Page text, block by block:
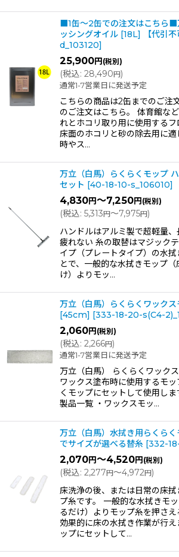
■1缶〜2缶での注文はこちら■
ッシングオイル [18L] 【代引不
d_103120]
25,900円 (税別)
(税込: 28,490円)
通常1-7営業日に発送予定
こちらの商品は2缶までのご注
のご注文はこちら。 体育館な
れとホコリ取り用に使用するフ
床面のホコリと砂の除去用に
時やス…
万立（白馬）らくらくモップ
セット [40-18-10-s_106010]
4,830円～7,250円 (税別)
(税込: 5,313円～7,975円)
ハンドルはアルミ製で超軽量
疲れない 糸の取替はマジック
イプ（プレートタイプ）の水
とで、一般的な水拭きモップ
け）よりモッ…
万立（白馬）らくらくワックス
[45cm] [333-18-20-s(C4-
2,060円 (税別)
(税込: 2,266円)
通常1-7営業日に発送予定
万立（白馬） らくらくワック
ワックス塗布時に使用するモ
くモップにセットして使用しま
製品一覧 ・ワックスモッ…
万立（白馬）水拭き用らくら
でサイズが選べる替糸 [332-
2,070円～4,520円 (税別)
(税込: 2,277円～4,972円)
床洗浄の後、または日常の床
プ糸です。 一般的な水拭きモ
るだけ）よりモップ糸を押さえ
効果的に床の水拭き作業が行
ップにセットして…